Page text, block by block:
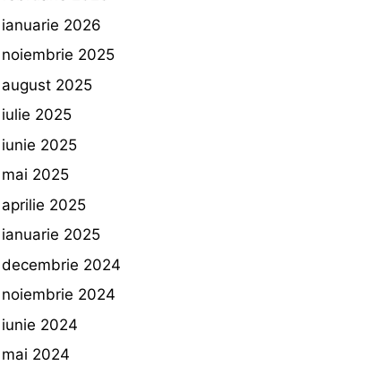
ianuarie 2026
noiembrie 2025
august 2025
iulie 2025
iunie 2025
mai 2025
aprilie 2025
ianuarie 2025
decembrie 2024
noiembrie 2024
iunie 2024
mai 2024